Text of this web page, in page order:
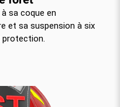
sa coque en
et sa suspension à six